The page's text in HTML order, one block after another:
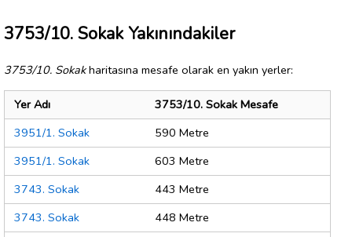
3753/10. Sokak Yakınındakiler
3753/10. Sokakharitasına mesafe olarak en yakın yerler:
Yer Adı
3753/10. Sokak Mesafe
3951/1. Sokak
590 Metre
3951/1. Sokak
603 Metre
3743. Sokak
443 Metre
3743. Sokak
448 Metre